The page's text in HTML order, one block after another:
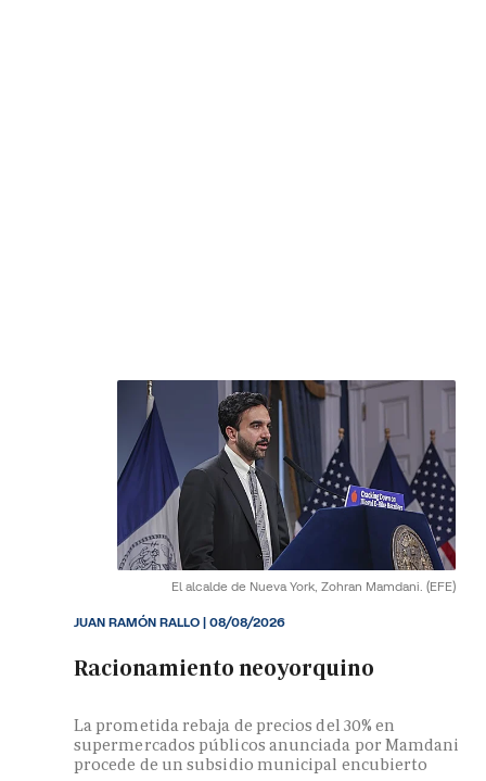
El alcalde de Nueva York, Zohran Mamdani. (EFE)
Racionamiento neoyorquino
La prometida rebaja de precios del 30% en
supermercados públicos anunciada por Mamdani
procede de un subsidio municipal encubierto
JUAN RAMÓN RALLO|08/08/2026